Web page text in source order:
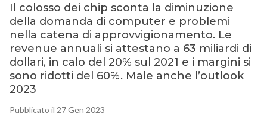
Il colosso dei chip sconta la diminuzione
della domanda di computer e problemi
nella catena di approvvigionamento. Le
revenue annuali si attestano a 63 miliardi di
dollari, in calo del 20% sul 2021 e i margini si
sono ridotti del 60%. Male anche l’outlook
2023
Pubblicato il 27 Gen 2023